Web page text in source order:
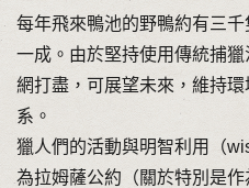
每年飛來鴨池的野鴨約有三
一成。由於堅持使用傳統捕
網打盡，可展望未來，維持
系。
獵人們的活動與明智利用（
為拉姆薩公約（關於特別是